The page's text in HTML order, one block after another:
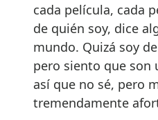
cada película, cada
de quién soy, dice
mundo. Quizá soy
pero siento que son
así que no sé, pero
tremendamente